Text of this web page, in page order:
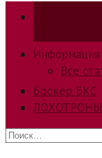
Информация
Все
Брокер БКС
ЛОХОТРОНЫ
Найти: